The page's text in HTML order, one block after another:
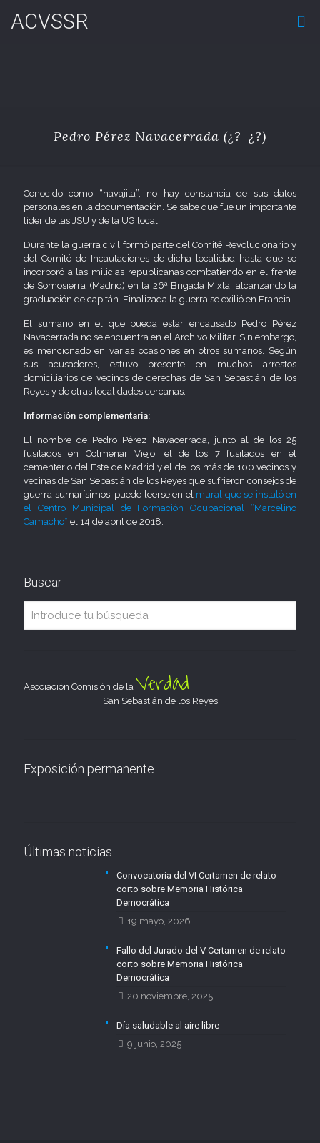
ACVSSR
Pedro Pérez Navacerrada (¿?-¿?)
Conocido como “navajita”, no hay constancia de sus datos
personales en la documentación. Se sabe que fue un importante
líder de las JSU y de la UG local.
Durante la guerra civil formó parte del Comité Revolucionario y
del Comité de Incautaciones de dicha localidad hasta que se
incorporó a las milicias republicanas combatiendo en el frente
de Somosierra (Madrid) en la 26ª Brigada Mixta, alcanzando la
graduación de capitán. Finalizada la guerra se exilió en Francia.
El sumario en el que pueda estar encausado Pedro Pérez
Navacerrada no se encuentra en el Archivo Militar. Sin embargo,
es mencionado en varias ocasiones en otros sumarios. Según
sus acusadores, estuvo presente en muchos arrestos
domiciliarios de vecinos de derechas de San Sebastián de los
Reyes y de otras localidades cercanas.
Información complementaria:
El nombre de Pedro Pérez Navacerrada, junto al de los 25
fusilados en Colmenar Viejo, el de los 7 fusilados en el
cementerio del Este de Madrid y el de los más de 100 vecinos y
vecinas de San Sebastián de los Reyes que sufrieron consejos de
guerra sumarísimos, puede leerse en el mural que se instaló en
el Centro Municipal de Formación Ocupacional “Marcelino
Camacho” el 14 de abril de 2018.
Buscar
Asociación Comisión de la Verdad
San Sebastián de los Reyes
Exposición permanente
Últimas noticias
Convocatoria del VI Certamen de relato
corto sobre Memoria Histórica
Democrática
19 mayo, 2026
Fallo del Jurado del V Certamen de relato
corto sobre Memoria Histórica
Democrática
20 noviembre, 2025
Día saludable al aire libre
9 junio, 2025